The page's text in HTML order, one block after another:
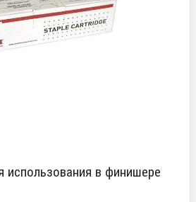
использования в финишере